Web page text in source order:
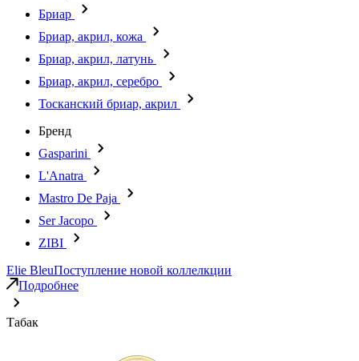
Бриар
Бриар, акрил, кожа
Бриар, акрил, латунь
Бриар, акрил, серебро
Тосканский бриар, акрил
Бренд
Gasparini
L'Anatra
Mastro De Paja
Ser Jacopo
ZIBI
Elie BleuПоступление новой коллелкции
Подробнее
Табак